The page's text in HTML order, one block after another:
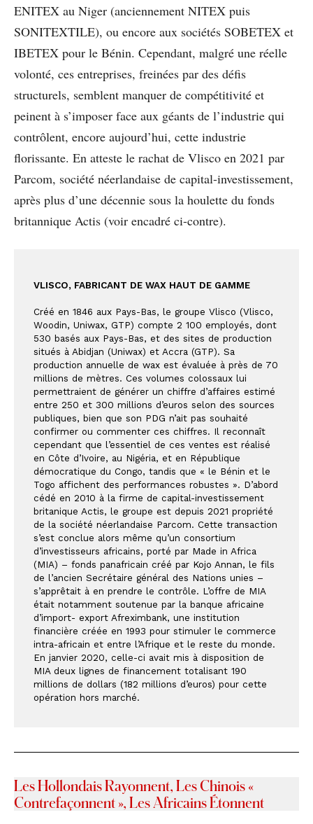
ENITEX au Niger (anciennement NITEX puis
SONITEXTILE), ou encore aux sociétés SOBETEX et
IBETEX pour le Bénin. Cependant, malgré une réelle
volonté, ces entreprises, freinées par des défis
structurels, semblent manquer de compétitivité et
peinent à s’imposer face aux géants de l’industrie qui
contrôlent, encore aujourd’hui, cette industrie
florissante. En atteste le rachat de Vlisco en 2021 par
Parcom, société néerlandaise de capital-investissement,
après plus d’une décennie sous la houlette du fonds
britannique Actis (voir encadré ci-contre).
VLISCO, FABRICANT DE WAX HAUT DE GAMME
Créé en 1846 aux Pays-Bas, le groupe Vlisco (Vlisco,
Woodin, Uniwax, GTP) compte 2 100 employés, dont
530 basés aux Pays-Bas, et des sites de production
situés à Abidjan (Uniwax) et Accra (GTP). Sa
production annuelle de wax est évaluée à près de 70
millions de mètres. Ces volumes colossaux lui
permettraient de générer un chiffre d’affaires estimé
entre 250 et 300 millions d’euros selon des sources
publiques, bien que son PDG n’ait pas souhaité
confirmer ou commenter ces chiffres. Il reconnaît
cependant que l’essentiel de ces ventes est réalisé
en Côte d’Ivoire, au Nigéria, et en République
démocratique du Congo, tandis que « le Bénin et le
Togo affichent des performances robustes ». D’abord
cédé en 2010 à la firme de capital-investissement
britanique Actis, le groupe est depuis 2021 propriété
de la société néerlandaise Parcom. Cette transaction
s’est conclue alors même qu’un consortium
d’investisseurs africains, porté par Made in Africa
(MIA) – fonds panafricain créé par Kojo Annan, le fils
de l’ancien Secrétaire général des Nations unies –
s’apprêtait à en prendre le contrôle. L’offre de MIA
était notamment soutenue par la banque africaine
d’import- export Afreximbank, une institution
financière créée en 1993 pour stimuler le commerce
intra-africain et entre l’Afrique et le reste du monde.
En janvier 2020, celle-ci avait mis à disposition de
MIA deux lignes de financement totalisant 190
millions de dollars (182 millions d’euros) pour cette
opération hors marché.
Les Hollondais Rayonnent, Les Chinois «
Contrefaçonnent », Les Africains Étonnent